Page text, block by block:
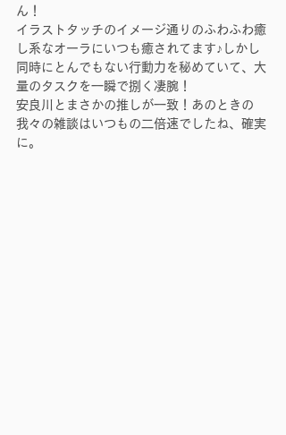
ん！
イラストタッチのイメージ通りのふわふわ癒
し系なオーラにいつも癒されてます♪しかし
同時にとんでもない行動力を秘めていて、大
量のタスクを一瞬で捌く凄腕！
安良川とまさかの推しが一致！あのときの
我々の雑談はいつもの二倍速でしたね、確実
に。